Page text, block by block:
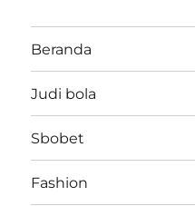
Beranda
Judi bola
Sbobet
Fashion